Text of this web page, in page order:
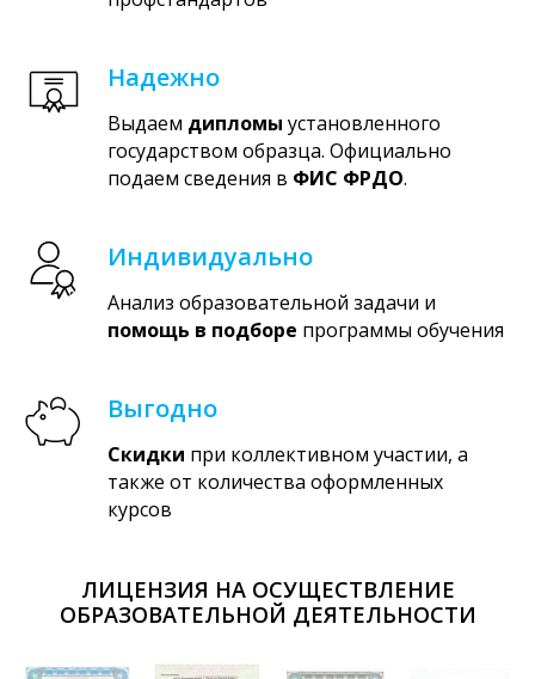
Надежно
Выдаем дипломы установленного
государством образца. Официально
подаем сведения в ФИС ФРДО.
Индивидуально
Анализ образовательной задачи и
помощь в подборе программы обучения
Выгодно
Скидки при коллективном участии, а
также от количества оформленных
курсов
ЛИЦЕНЗИЯ НА ОСУЩЕСТВЛЕНИЕ
ОБРАЗОВАТЕЛЬНОЙ ДЕЯТЕЛЬНОСТИ